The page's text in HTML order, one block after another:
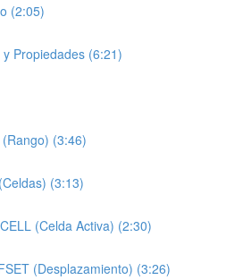
(2:05)
Propiedades (6:21)
(3:46)
(3:13)
(Celda Activa) (2:30)
(Desplazamiento) (3:26)